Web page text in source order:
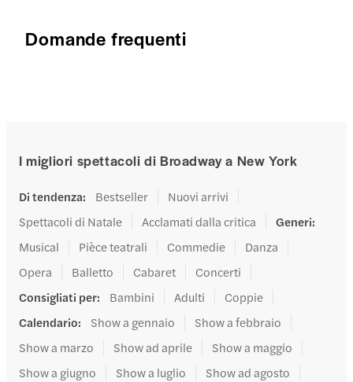
Domande frequenti
I migliori spettacoli di Broadway a New York
Di tendenza: Bestseller
Nuovi arrivi
Spettacoli di Natale
Acclamati dalla critica Generi:
Musical
Pièce teatrali Commedie
Danza
Opera
Balletto Cabaret
Concerti
Consigliati per: Bambini Adulti
Coppie
Calendario: Show a gennaio
Show a febbraio
Show a marzo
Show ad aprile
Show a maggio
Show a giugno
Show a luglio
Show ad agosto